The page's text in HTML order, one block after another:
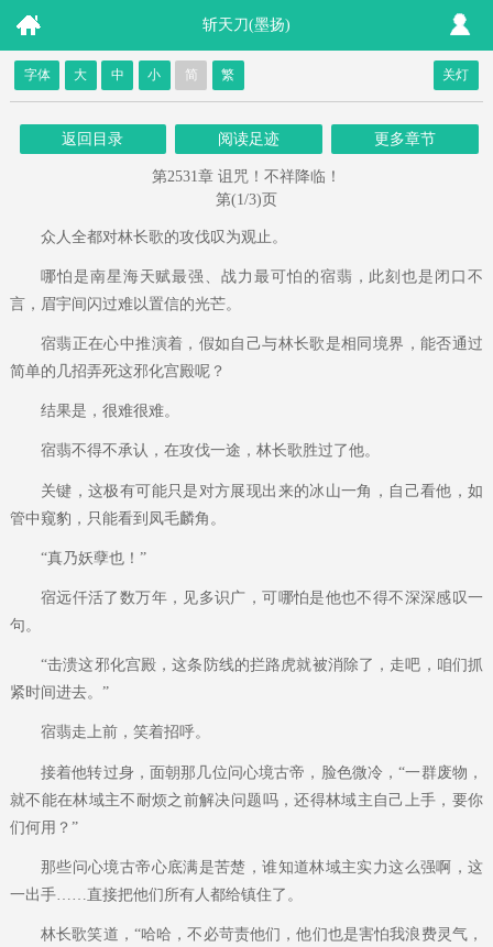
斩天刀(墨扬)
字体 大 中 小 简 繁 关灯
返回目录 阅读足迹 更多章节
第2531章 诅咒！不祥降临！
第(1/3)页
众人全都对林长歌的攻伐叹为观止。
哪怕是南星海天赋最强、战力最可怕的宿翡，此刻也是闭口不
言，眉宇间闪过难以置信的光芒。
宿翡正在心中推演着，假如自己与林长歌是相同境界，能否通过
简单的几招弄死这邪化宫殿呢？
结果是，很难很难。
宿翡不得不承认，在攻伐一途，林长歌胜过了他。
关键，这极有可能只是对方展现出来的冰山一角，自己看他，如
管中窥豹，只能看到凤毛麟角。
“真乃妖孽也！”
宿远仟活了数万年，见多识广，可哪怕是他也不得不深深感叹一
句。
“击溃这邪化宫殿，这条防线的拦路虎就被消除了，走吧，咱们抓
紧时间进去。”
宿翡走上前，笑着招呼。
接着他转过身，面朝那几位问心境古帝，脸色微冷，“一群废物，
就不能在林域主不耐烦之前解决问题吗，还得林域主自己上手，要你
们何用？”
那些问心境古帝心底满是苦楚，谁知道林域主实力这么强啊，这
一出手……直接把他们所有人都给镇住了。
林长歌笑道，“哈哈，不必苛责他们，他们也是害怕我浪费灵气，